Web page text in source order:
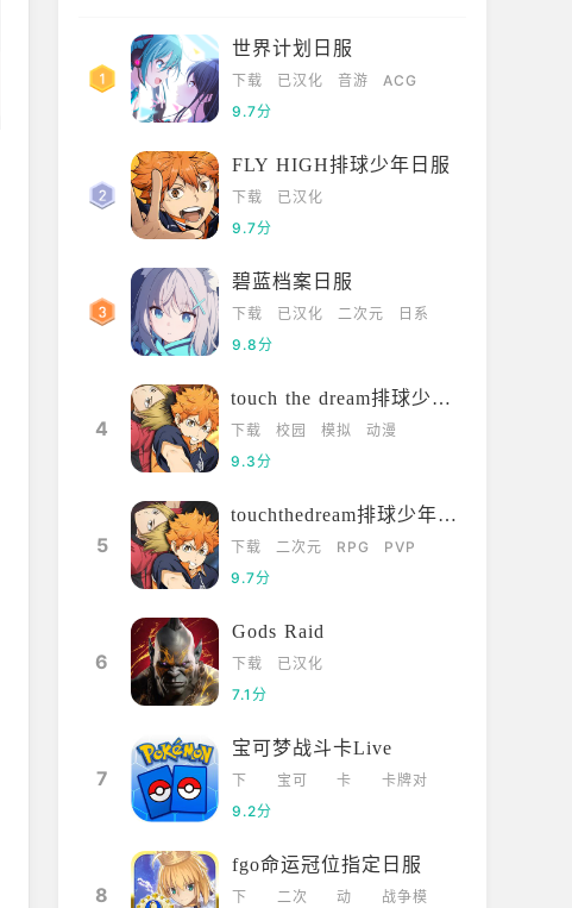
世界计划日服
下载 已汉化 音游
ACG
9.7分
FLY HIGH排球少年日服
下载
已汉化
9.7分
碧蓝档案日服
下载 已汉化 二次元
日系
9.8分
4
touch the dream排球少年韩服
下载 校园 模拟
动漫
9.3分
5
touchthedream排球少年日服
下载 二次元 RPG
PVP
9.7分
6
Gods Raid
下载
已汉化
7.1分
7
宝可梦战斗卡Live
下
载
宝可
卡
卡牌对
9.2分
8
fgo命运冠位指定日服
下
二次
动
战争模